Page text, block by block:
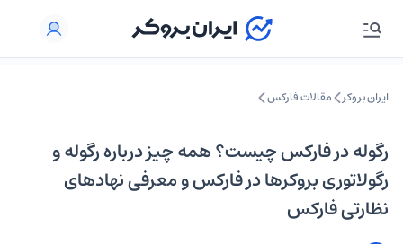
ایران بروکر مقالات فارکس
رگوله در فارکس چیست؟ همه چیز درباره‌ رگوله و
رگولاتوری بروکرها در فارکس و معرفی نهادهای
نظارتی فارکس